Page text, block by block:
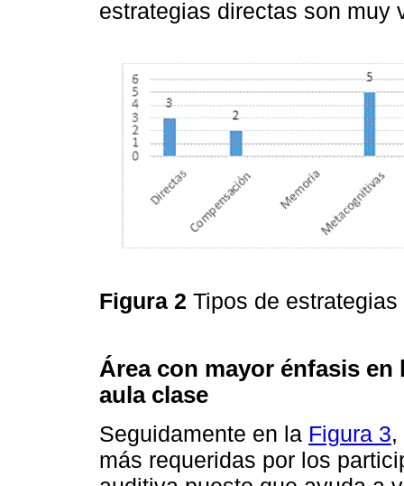
estrategias directas son muy
Figura 2 Tipos de
Área con mayor énfasis
aula clase
Seguidamente en la Figura 3,
más requeridas por los